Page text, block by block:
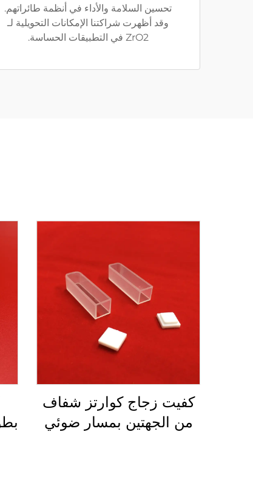
تحسين السلامة والأداء في أنظمة طائراتهم.
وقد أظهرت شراكتنا الإمكانات التحويلية لـ
ZrO2 في التطبيقات الحساسة.
كفيت زجاج كوارتز شفاف
من الجهتين بمسار ضوئي